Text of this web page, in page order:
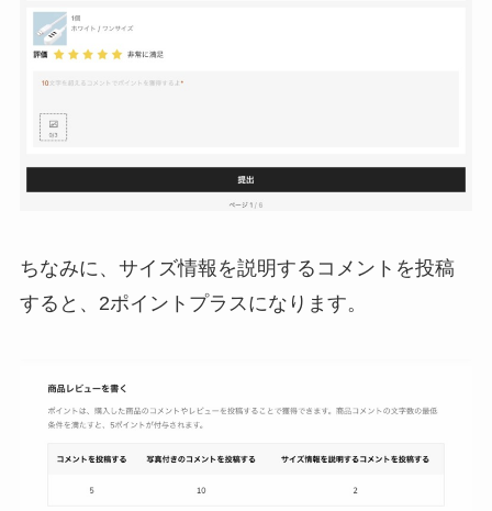
ちなみに、サイズ情報を説明するコメントを投稿
すると、2ポイントプラスになります。